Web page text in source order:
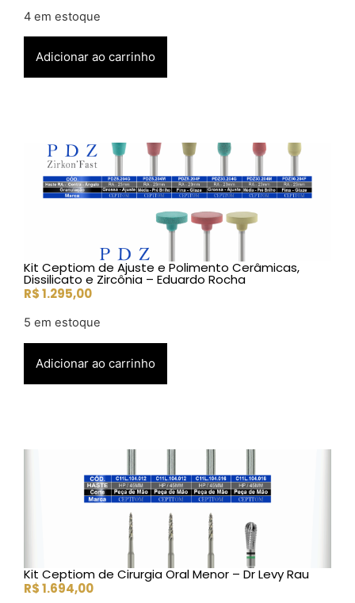
4 em estoque
Adicionar ao carrinho
Kit Ceptiom de Ajuste e Polimento Cerâmicas,
Dissilicato e Zircônia – Eduardo Rocha
R$1.295,00
5 em estoque
Adicionar ao carrinho
Kit Ceptiom de Cirurgia Oral Menor – Dr Levy Rau
R$1.694,00